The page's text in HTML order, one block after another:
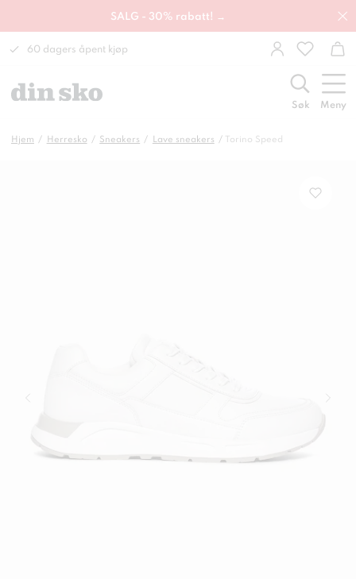
SALG - 30% rabatt! →
60 dagers åpent kjøp
Søk Meny
Hjem Herresko Sneakers Lave sneakers Torino Speed